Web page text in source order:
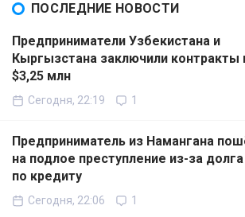
ПОСЛЕДНИЕ НОВОСТИ
Предприниматели Узбекистана и
Кыргызстана заключили контракты
$3,25 млн
Сегодня, 22:19 1
Предприниматель из Намангана
на подлое преступление из-за долга
по кредиту
Сегодня, 22:06 1